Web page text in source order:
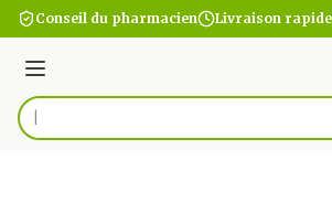
Aller au contenu
Conseil du pharmacien Livraison rapide
Menu
Rechercher